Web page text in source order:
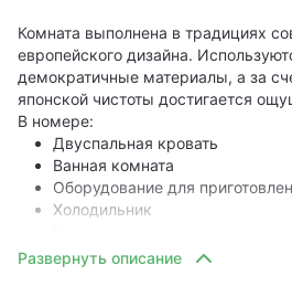
Комната выполнена в традициях
европейского дизайна.
демократичные материалы, а за
японской чистоты достигается
В номере:
Двуспальная кровать
Ванная комната
Оборудование для
Холодильник
душа, набор для чистки зубов)